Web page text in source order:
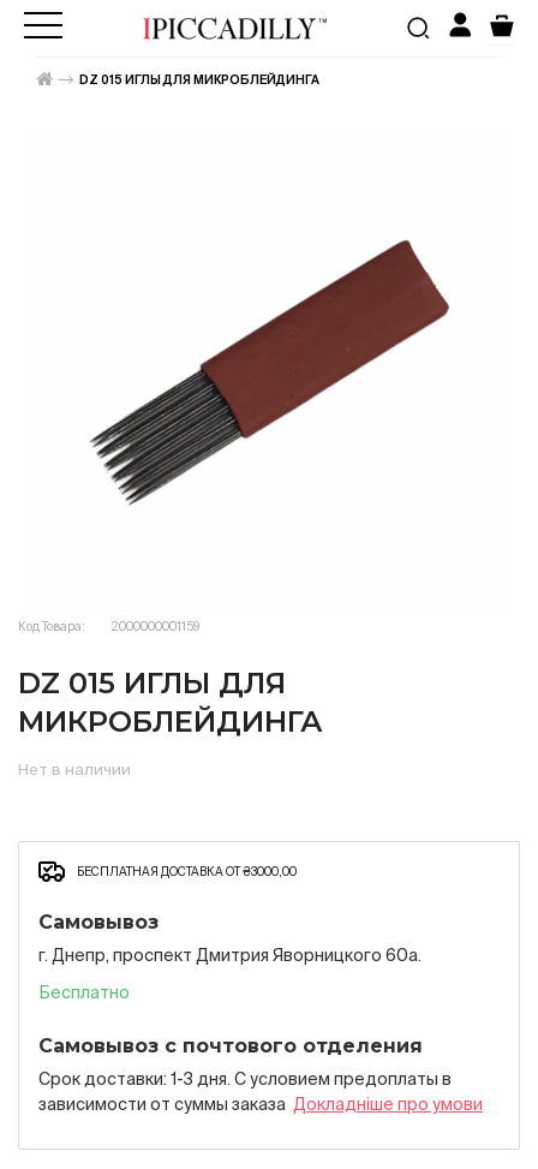
DZ 015 ИГЛЫ ДЛЯ МИКРОБЛЕЙДИНГА
Код Товара: 2000000001159
DZ 015 ИГЛЫ ДЛЯ
МИКРОБЛЕЙДИНГА
Нет в наличии
БЕСПЛАТНАЯ ДОСТАВКА ОТ ₴3000,00
Самовывоз
г. Днепр, проспект Дмитрия Яворницкого 60а.
Бесплатно
Самовывоз с почтового отделения
Срок доставки: 1-3 дня. С условием предоплаты в
зависимости от суммы заказа Докладнiше про умови